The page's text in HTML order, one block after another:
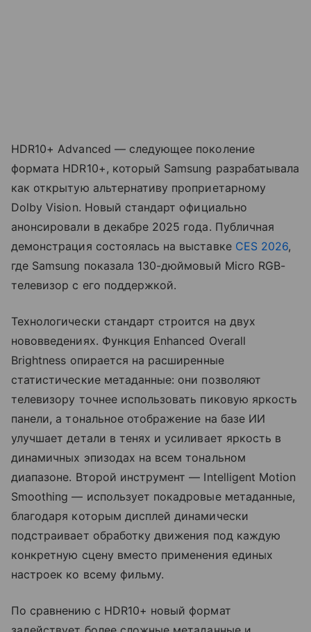
HDR10+ Advanced — следующее поколение
формата HDR10+, который Samsung разрабатывала
как открытую альтернативу проприетарному
Dolby Vision. Новый стандарт официально
анонсировали в декабре 2025 года. Публичная
демонстрация состоялась на выставке CES 2026,
где Samsung показала 130-дюймовый Micro RGB-
телевизор с его поддержкой.
Технологически стандарт строится на двух
нововведениях. Функция Enhanced Overall
Brightness опирается на расширенные
статистические метаданные: они позволяют
телевизору точнее использовать пиковую яркость
панели, а тональное отображение на базе ИИ
улучшает детали в тенях и усиливает яркость в
динамичных эпизодах на всем тональном
диапазоне. Второй инструмент — Intelligent Motion
Smoothing — использует покадровые метаданные,
благодаря которым дисплей динамически
подстраивает обработку движения под каждую
конкретную сцену вместо применения единых
настроек ко всему фильму.
По сравнению с HDR10+ новый формат